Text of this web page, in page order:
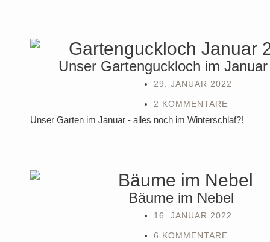
Unser Gartenguckloch im
29. JANUAR 2022
2 KOMMENTARE
Unser Garten im Januar - alles noch im Winterschlaf?!
Bäume im Nebel
16. JANUAR 2022
6 KOMMENTARE